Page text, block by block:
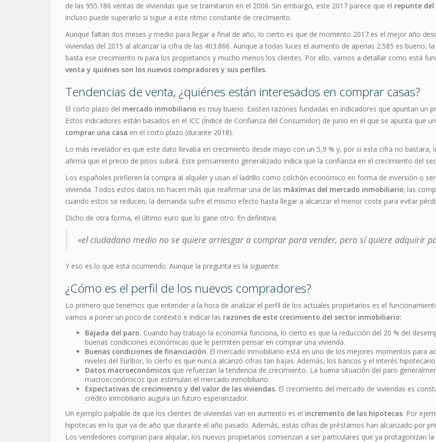
de las 955.186 ventas de viviendas que se tramitaron en el 2006. Sin embargo, este 2017 parece que el repunte
incluso puede superarlo si sigue a este ritmo constante de crecimiento.
Aunque faltan dos meses y medio para llegar a final de año, lo cierto es que de momento 2017 es el mejor año
viviendas del 2015 al alcanzar la cifra de las 403.866. Aunque a todas luces el aumento de apenas 2.585 es bueno,
basta ese crecimiento ni para los propietarios y mucho menos los clientes. Por ello, vamos a detallar como está
venta y quiénes son los nuevos compradores y sus perfiles.
Tendencias de venta, ¿quiénes están interesados en comprar casas?
El corto plazo del mercado inmobiliario es muy bueno. Existen razones fundadas en indicadores que apuntan un
Estos indicadores están basados en el ICC (Índice de Confianza del Consumidor) de junio en el que se apunta que
comprar una casa en el corto plazo (durante 2018).
Lo más revelador es que este dato llevaba en crecimiento desde mayo con un 5,9 % y, por si esta cifra no bastara,
afirma que el precio de pisos subirá. Este pensamiento generalizado indica que la confianza en el crecimiento del
Los españoles prefieren la compra al alquiler y usan el ladrillo como colchón económico en forma de inversión o
vivienda. Todos estos datos no hacen más que reafirmar una de las máximas del mercado inmobiliario; las
cuando estos se reducen, la demanda sufre el mismo efecto hasta llegar a alcanzar el menor coste para evitar
Dicho de otra forma, el último euro que lo gane otro. En definitiva;
«el ciudadano medio no se quiere arriesgar a comprar para vender, pero sí quiere adquirir
Y eso es lo que está ocurriendo. Aunque la pregunta es la siguiente:
¿Cómo es el perfil de los nuevos compradores?
Lo primero que tenemos que entender a la hora de analizar el perfil de los actuales propietarios es el
vamos a poner un poco de contexto e indicar las razones de este crecimiento del sector inmobiliario:
Bajada del paro. Cuando hay trabajo la economía funciona, lo cierto es que la reducción del 20 % del
buenas condiciones económicas que le permiten pensar en comprar una vivienda.
Buenas condiciones de financiación. El mercado inmobiliario está en uno de los mejores momentos para
niveles del Euríbor, lo cierto es que nunca alcanzó cifras tan bajas. Además, los bancos y el interés
Datos macroeconómicos que refuerzan la tendencia de crecimiento. La buena situación del paro
macroeconómicos que estimulan el mercado inmobiliario.
Expectativas de crecimiento y del valor de las viviendas. El crecimiento del mercado de viviendas es
crédito inmobiliario augura un futuro esperanzador.
Un ejemplo palpable de que los clientes de viviendas van en aumento es el incremento de las hipotecas. Por
hipotecas en lo que va de año que durante el año pasado. Además, estas cifras de préstamos han alcanzado por
Los vendedores compran para alquilar, los nuevos propietarios comienzan a ser particulares que ya protagonizan